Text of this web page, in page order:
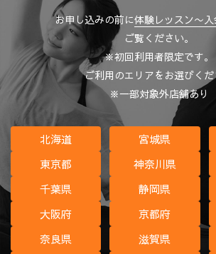
お申し込みの前に体験レッスン〜
ご覧ください。
※初回利用者限定です。
ご利用のエリアをお選びくだ
※一部対象外店舗あり
北海道 宮城県
東京都
神奈川県
千葉県
静岡県
大阪府
京都府
奈良県
滋賀県